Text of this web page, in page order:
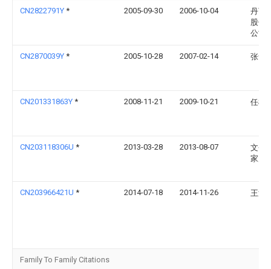
CN2822791Y * 2005-09-30 2006-10-04
丹顶
股份
公司
CN2870039Y * 2005-10-28 2007-02-14 张青
CN201331863Y * 2008-11-21 2009-10-21 任根
CN203118306U * 2013-03-28 2013-08-07
文登
家产
CN203966421U * 2014-07-18 2014-11-26 王江
Family To Family Citations